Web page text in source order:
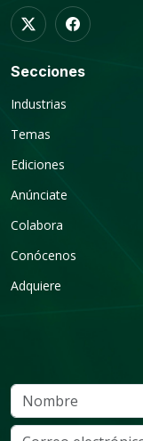
Secciones
Industrias
Temas
Ediciones
Anúnciate
Colabora
Conócenos
Adquiere